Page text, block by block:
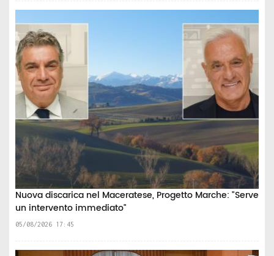
Nuova discarica nel Maceratese, Progetto Marche: "Serve
un intervento immediato"
05/08/2026 17:45